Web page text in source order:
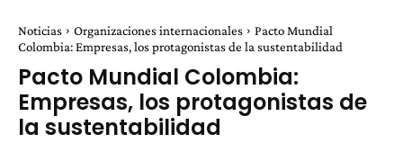
Noticias Organizaciones internacionales
Pacto Mundial
Colombia: Empresas, los protagonistas de la sustentabilidad
Pacto Mundial Colombia:
Empresas, los protagonistas de
la sustentabilidad